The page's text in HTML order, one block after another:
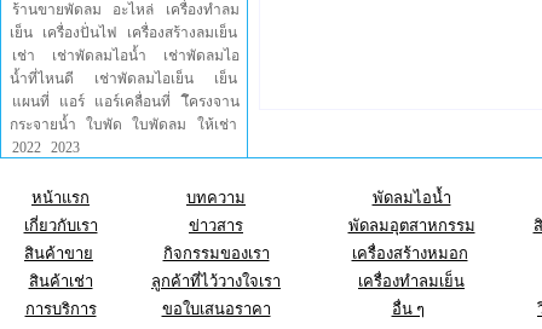
ร้านขายพัดลม
อะไหล่
เครื่องทำลม
เย็น
เครื่องปั่นไฟ
เครื่องสร้างลมเย็น
เช่า
เช่าพัดลมไอน้ำ
เช่าพัดลมไอ
น้ำที่ไหนดี
เช่าพัดลมไอเย็น
เย็น
แผนที่
แอร์ แอร์เคลื่อนที่
โึครงจาน
กระจายน้ำ
ใบพัด ใบพัดลม
ให้เช่า
2022
2023
หน้าแรก บทความ
พัดลมไอน้ำ
เกี่ยวกับเรา
ข่าวสาร พัดลมอุตสาหกรรม
สินค้าขาย
กิจกรรมของเรา
เครื่องสร้างหมอก
สินค้าเช่า
ลูกค้าที่ไว้วางใจเรา
เครื่องทำลมเย็น
การบริการ
ขอใบเสนอราคา อื่น ๆ